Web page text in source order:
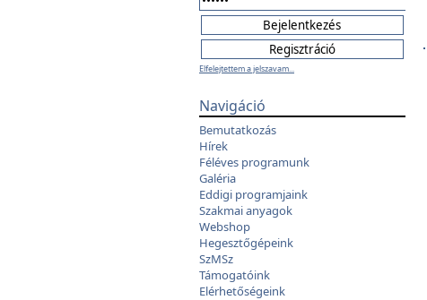
Elfelejtettem a jelszavam...
Navigáció
Bemutatkozás
Hírek
Féléves programunk
Galéria
Eddigi programjaink
Szakmai anyagok
Webshop
Hegesztőgépeink
SzMSz
Támogatóink
Elérhetőségeink